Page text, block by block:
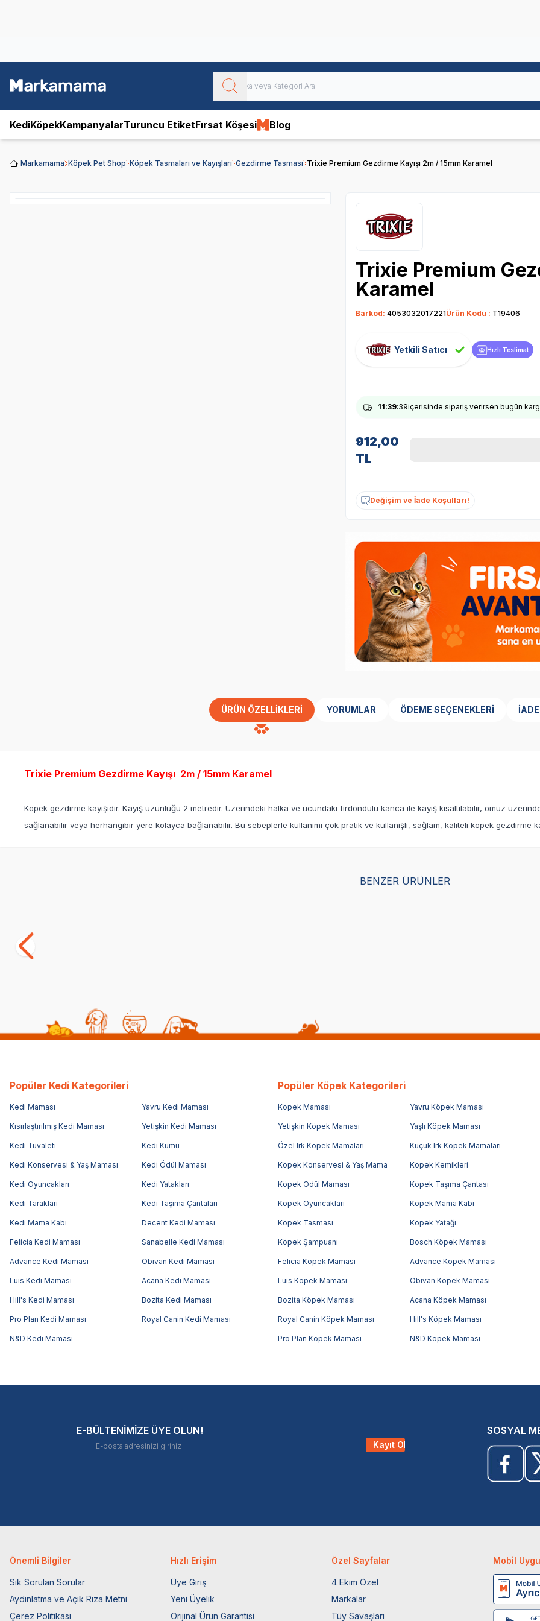
KediKöpekKampanyalarTuruncu EtiketFırsat Köşesi Blog
Markamama Köpek Pet Shop Köpek Tasmaları ve Kayışları Gezdirme Tasması Trixie Premium Gezdirme Kayışı 2m / 15mm Karamel
Trixie Premium
Karamel
Barkod: 4053032017221Ürün Kodu : T19406
Yetkili Satıcı Hızlı Teslimat
11:39:38içerisinde sipariş verirsen bugün
912,00
TL
Değişim ve İade Koşulları!
ÜRÜN ÖZELLIKLERI YORUMLAR ÖDEME SEÇENEKLERI
Trixie Premium Gezdirme Kayışı 2m / 15mm Karamel
Köpek gezdirme kayışıdır. Kayış uzunluğu 2 metredir. Üzerindeki halka ve ucundaki fırdöndülü kanca ile kayış kısaltılabilir, omuz
sağlanabilir veya herhangibir yere kolayca bağlanabilir. Bu sebeplerle kullanımı çok pratik ve kullanışlı, sağlam, kaliteli köpek gezdirme
BENZER ÜRÜNLER
1.792,93
Popüler Kedi Kategorileri
Kedi Maması Yavru Kedi Maması
Kısırlaştırılmış Kedi Maması Yetişkin Kedi Maması
Kedi Tuvaleti Kedi Kumu
Kedi Konservesi & Yaş Maması Kedi Ödül Maması
Kedi Oyuncakları Kedi Yatakları
Kedi Tarakları Kedi Taşıma Çantaları
Kedi Mama Kabı Decent Kedi Maması
Felicia Kedi Maması Sanabelle Kedi Maması
Advance Kedi Maması Obivan Kedi Maması
Luis Kedi Maması Acana Kedi Maması
Hill's Kedi Maması Bozita Kedi Maması
Pro Plan Kedi Maması Royal Canin Kedi Maması
N&D Kedi Maması
Popüler Köpek Kategorileri
Köpek Maması Yavru Köpek Maması
Yetişkin Köpek Maması Yaşlı Köpek Maması
Özel Irk Köpek Mamaları Küçük Irk Köpek Mamaları
Köpek Konservesi & Yaş Mama Köpek Kemikleri
Köpek Ödül Maması Köpek Taşıma Çantası
Köpek Oyuncakları Köpek Mama Kabı
Köpek Tasması Köpek Yatağı
Köpek Şampuanı Bosch Köpek Maması
Felicia Köpek Maması Advance Köpek Maması
Luis Köpek Maması Obivan Köpek Maması
Bozita Köpek Maması Acana Köpek Maması
Royal Canin Köpek Maması Hill's Köpek Maması
Pro Plan Köpek Maması N&D Köpek Maması
E-BÜLTENİMİZE ÜYE OLUN!
Kayıt Ol
SOSYAL
Önemli Bilgiler
Sık Sorulan Sorular
Aydınlatma ve Açık Rıza Metni
Çerez Politikası
Hızlı Erişim
Üye Giriş
Yeni Üyelik
Orijinal Ürün Garantisi
Özel Sayfalar
4 Ekim Özel
Markalar
Tüy Savaşları
Mobil